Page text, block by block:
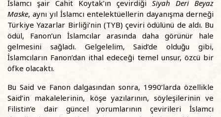
İslamcı şair Cahit Koytak’ın çevirdiği Siyah Deri Beyaz
Maske, aynı yıl İslamcı entelektüellerin dayanışma derneği
Türkiye Yazarlar Birliği’nin (TYB) çeviri ödülünü de aldı. Bu
ödül, Fanon’un İslamcılar arasında daha görünür hale
gelmesini sağladı. Gelgelelim, Said’de olduğu gibi,
İslamcıların Fanon’dan ithal edeceği temel unsur, özcü bir
öfke olacaktı.
Bu Said ve Fanon dalgasından sonra, 1990’larda özellikle
Said’in makalelerinin, köşe yazılarının, söyleşilerinin ve
Filistin’e dair güncel yorumlarının çevirileri İslamcı